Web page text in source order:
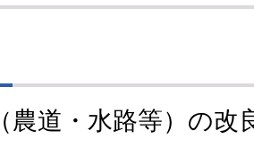
農道・水路等）の改